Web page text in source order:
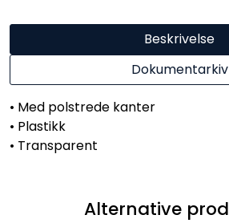
Beskrivelse
Dokumentarkiv
• Med polstrede kanter
• Plastikk
• Transparent
Alternative